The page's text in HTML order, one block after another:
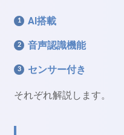
AI搭載
音声認識機能
センサー付き
それぞれ解説します。